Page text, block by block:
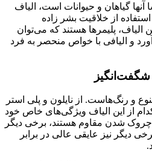
گیاهان و حیوانات است، الیاف
از خلاقیت بشر زاده
الیاف، پلیمرها هستند که می‌توان
و الیافی با خواص منحصر به فرد
شگفت‌انگیز
و رنگ‌هاست. از نایلون و پلی استر
از این الیاف ویژگی‌های خاص خود
چروک شدن مقاوم هستند، برخی دیگر
نیز عایقی عالی در برابر